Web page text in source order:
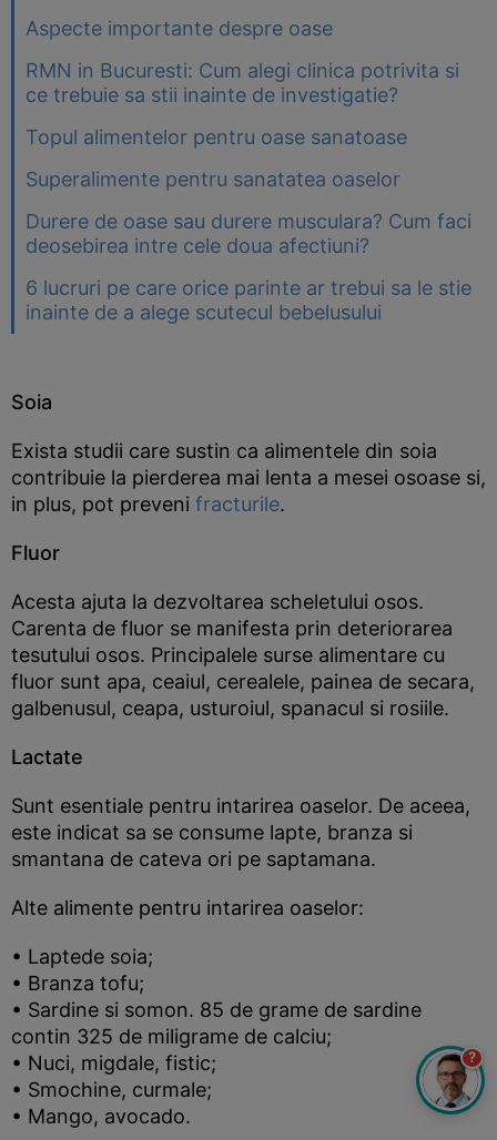
Aspecte importante despre oase
RMN in Bucuresti: Cum alegi clinica potrivita si
ce trebuie sa stii inainte de investigatie?
Topul alimentelor pentru oase sanatoase
Superalimente pentru sanatatea oaselor
Durere de oase sau durere musculara? Cum faci
deosebirea intre cele doua afectiuni?
6 lucruri pe care orice parinte ar trebui sa le stie
inainte de a alege scutecul bebelusului
Soia
Exista studii care sustin ca alimentele din soia
contribuie la pierderea mai lenta a mesei osoase si,
in plus, pot preveni fracturile.
Fluor
Acesta ajuta la dezvoltarea scheletului osos.
Carenta de fluor se manifesta prin deteriorarea
tesutului osos. Principalele surse alimentare cu
fluor sunt apa, ceaiul, cerealele, painea de secara,
galbenusul, ceapa, usturoiul, spanacul si rosiile.
Lactate
Sunt esentiale pentru intarirea oaselor. De aceea,
este indicat sa se consume lapte, branza si
smantana de cateva ori pe saptamana.
Alte alimente pentru intarirea oaselor:
• Laptede soia;
• Branza tofu;
• Sardine si somon. 85 de grame de sardine
contin 325 de miligrame de calciu;
• Nuci, migdale, fistic;
• Smochine, curmale;
• Mango, avocado.
?